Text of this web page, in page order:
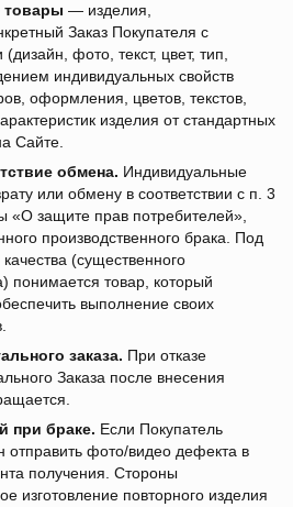
товары — изделия,
Заказ Покупателя с
фото, текст, цвет, тип,
индивидуальных свойств
оформления, цветов, текстов,
изделия от стандартных
Сайте.
обмена. Индивидуальные
или обмену в соответствии с п. 3
«О защите прав потребителей»,
производственного брака. Под
(существенного
понимается товар, который
выполнение своих
заказа. При отказе
Заказа после внесения
при браке. Если Покупатель
отправить фото/видео дефекта в
получения. Стороны
изготовление повторного изделия